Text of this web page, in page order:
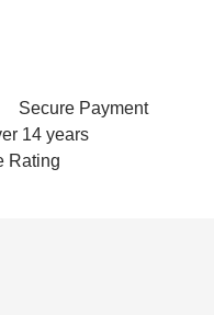
Secure Payment
14 years
Rating